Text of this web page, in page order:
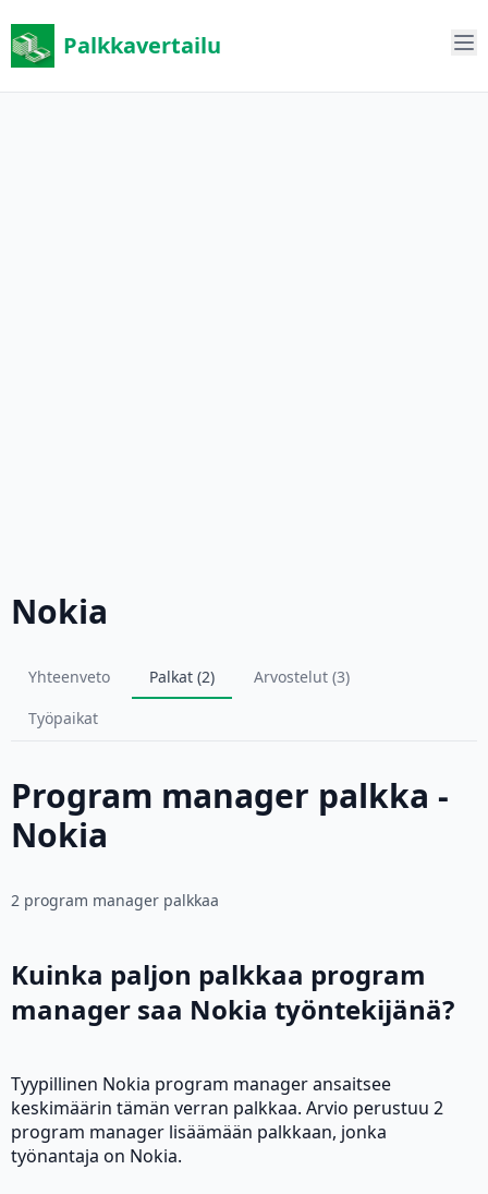
Palkkavertailu
Nokia
Yhteenveto Palkat (2)
Arvostelut (3)
Työpaikat
Program manager palkka -
Nokia
2 program manager palkkaa
Kuinka paljon palkkaa program
manager saa Nokia työntekijänä?
Tyypillinen Nokia program manager ansaitsee
keskimäärin tämän verran palkkaa. Arvio perustuu 2
program manager lisäämään palkkaan, jonka
työnantaja on Nokia.